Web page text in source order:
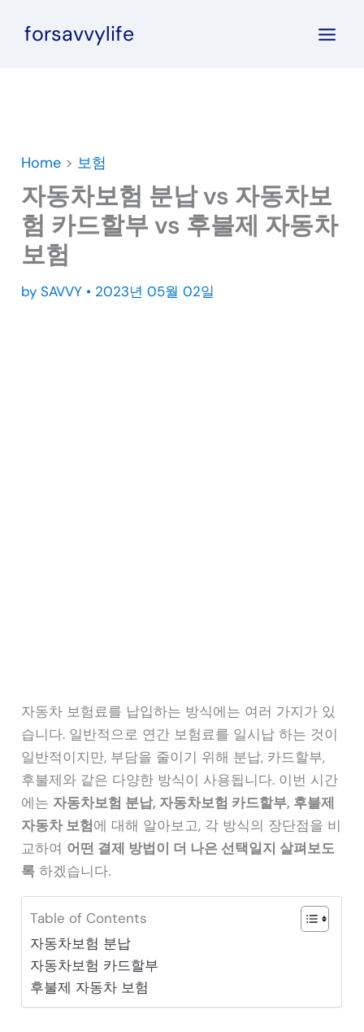
forsavvylife
Home > 보험
자동차보험 분납 vs 자동차보
험 카드할부 vs 후불제 자동차
보험
by SAVVY • 2023년 05월 02일
자동차 보험료를 납입하는 방식에는 여러 가지가 있
습니다. 일반적으로 연간 보험료를 일시납 하는 것이
일반적이지만, 부담을 줄이기 위해 분납, 카드할부,
후불제와 같은 다양한 방식이 사용됩니다. 이번 시간
에는 자동차보험 분납, 자동차보험 카드할부, 후불제
자동차 보험에 대해 알아보고, 각 방식의 장단점을 비
교하여 어떤 결제 방법이 더 나은 선택일지 살펴보도
록 하겠습니다.
Table of Contents
자동차보험 분납
자동차보험 카드할부
후불제 자동차 보험